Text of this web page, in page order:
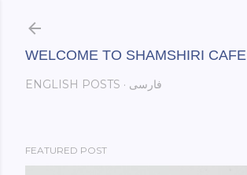
WELCOME TO SHAMSHIRI CAFE
ENGLISH POSTS فارسی
FEATURED POST